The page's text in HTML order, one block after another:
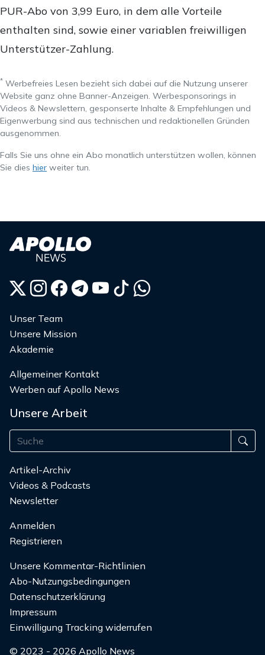
PUR-Abo von 3,99 Euro, in dem alle Vorteile
enthalten sind, sowie einer variablen freiwilligen
Unterstützer-Zahlung.
* Werbefreies Lesen bezieht sich dabei auf die Nutzung unserer
Website ganz ohne Banner-Anzeigen. Werbesponsorings in
Videos & Newslettern, gesponserte Inhalte & Empfehlungen und
Eigenwerbung sind aus technischen und redaktionellen Gründen
ausgenommen.
Falls Sie uns ohne ein Abo monatlich unterstützen wollen, können
Sie dies hier weiter tun.
Unser Team
Unsere Mission
Akademie
Allgemeiner Kontakt
Werben auf Apollo News
Unsere Arbeit
Artikel-Archiv
Videos & Podcasts
Newsletter
Anmelden
Registrieren
Unsere Kommentar-Richtlinien
Abo-Nutzungsbedingungen
Datenschutzerklärung
Impressum
Einwilligung Tracking widerrufen
© 2023 - 2026 Apollo News